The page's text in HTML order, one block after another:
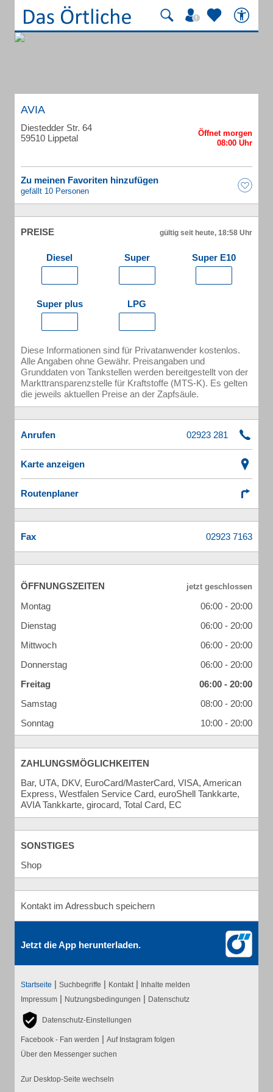
AVIA
Diestedder Str. 64
59510 Lippetal
Zu meinen Favoriten hinzufügen
gefällt 10 Personen
PREISE gültig seit heute, 18:58 Uhr
Diesel Super Super E10
Super plus LPG
Diese Informationen sind für Privatanwender kostenlos.
Alle Angaben ohne Gewähr. Preisangaben und
Grunddaten von Tankstellen werden bereitgestellt von der
Markttransparenzstelle für Kraftstoffe (MTS-K). Es gelten
die jeweils aktuellen Preise an der Zapfsäule.
Anrufen
Karte anzeigen
Routenplaner
Fax
ÖFFNUNGSZEITEN
Montag
06:00 - 20:00
Dienstag
06:00 - 20:00
Mittwoch
06:00 - 20:00
Donnerstag
06:00 - 20:00
Freitag
06:00 - 20:00
Samstag
08:00 - 20:00
Sonntag
10:00 - 20:00
ZAHLUNGSMÖGLICHKEITEN
Bar, UTA, DKV, EuroCard/MasterCard, VISA, American
Express, Westfalen Service Card, euroShell Tankkarte,
AVIA Tankkarte, girocard, Total Card, EC
SONSTIGES
Shop
Kontakt im Adressbuch speichern
Jetzt die App herunterladen.
Startseite | Suchbegriffe | Kontakt | Inhalte melden
Impressum | Nutzungsbedingungen | Datenschutz
Datenschutz-Einstellungen
Facebook - Fan werden | Auf Instagram folgen
Über den Messenger suchen
Zur Desktop-Seite wechseln